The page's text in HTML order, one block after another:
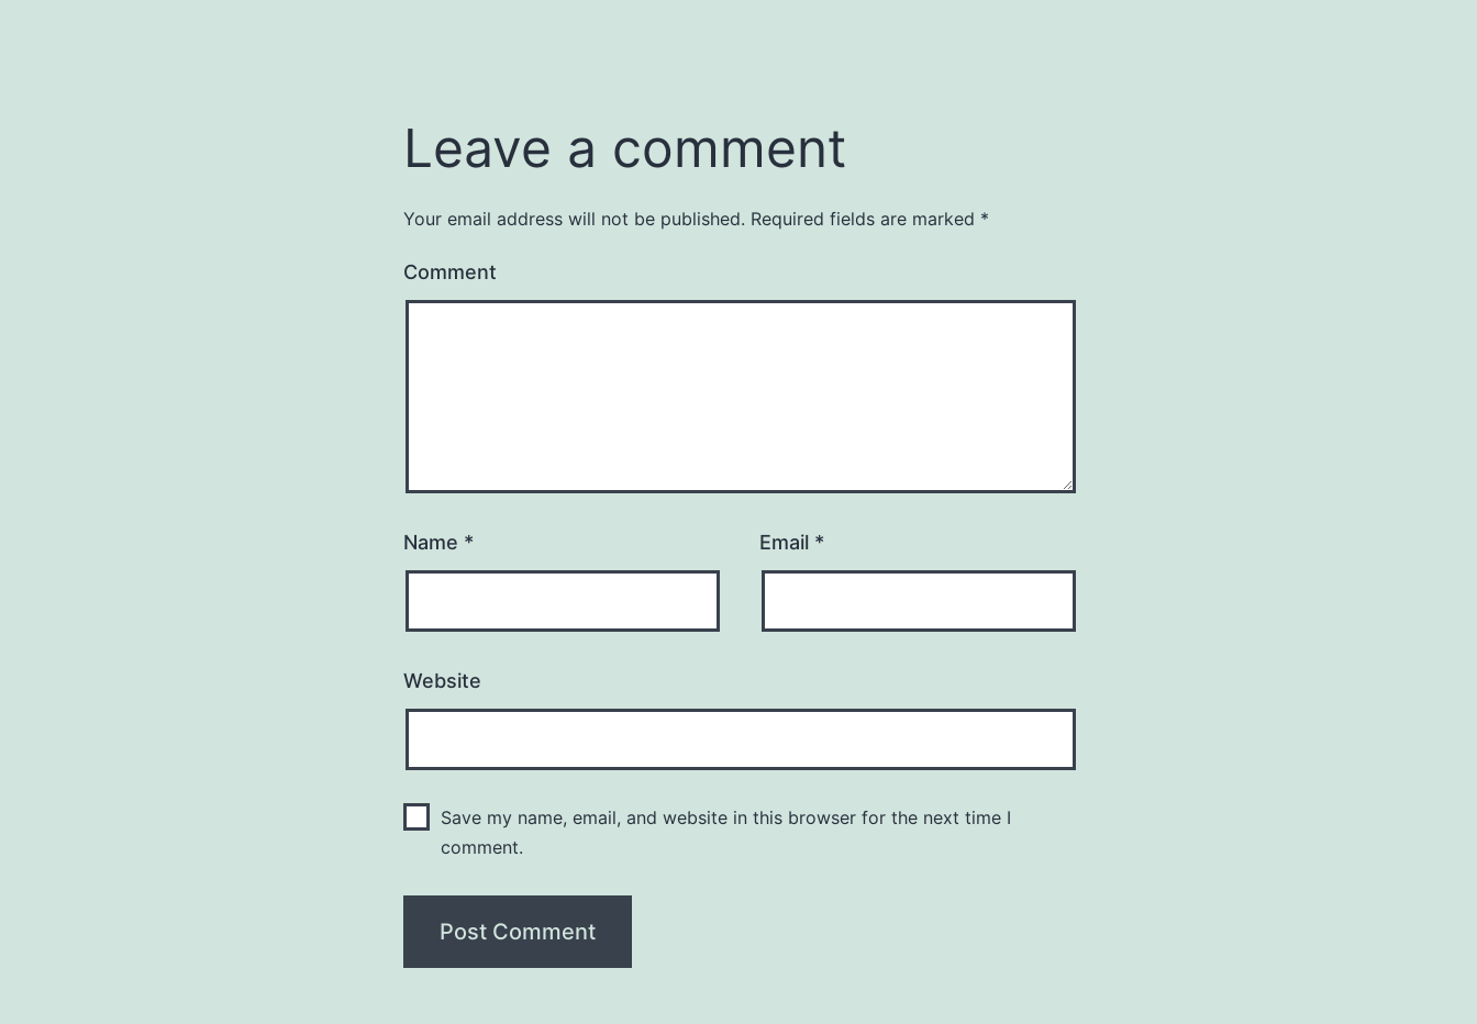
Leave a comment
Your email address will not be published. Required fields are marked *
Comment
Name * Email *
Website
Save my name, email, and website in this browser for the next time I
comment.